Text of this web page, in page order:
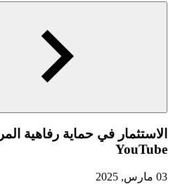
الاستثمار في حماية رفاهية
YouTube
03 مارس, 2025